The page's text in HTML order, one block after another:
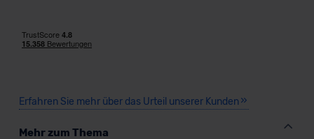
Erfahren Sie mehr über das Urteil unserer Kunden
Mehr zum Thema